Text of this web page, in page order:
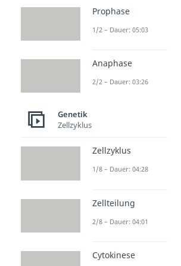
Prophase
1/2 – Dauer: 05:03
Anaphase
2/2 – Dauer: 03:26
Genetik
Zellzyklus
Zellzyklus
1/8 – Dauer: 04:28
Zellteilung
2/8 – Dauer: 04:01
Cytokinese